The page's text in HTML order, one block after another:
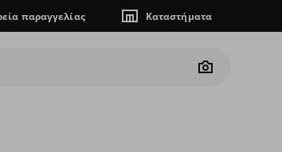
παραγγελίας Καταστήματα
Camera